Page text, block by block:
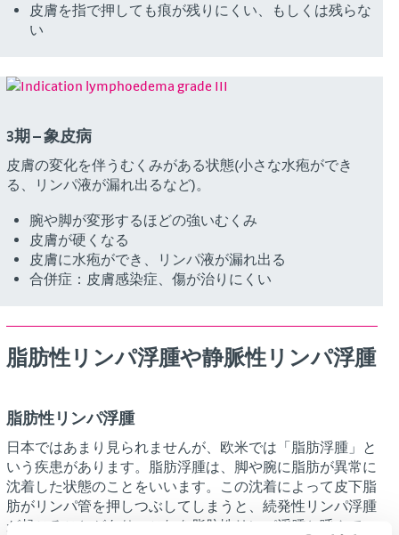
皮膚を指で押しても痕が残りにくい、もしくは残らな
い
3期 – 象皮病
皮膚の変化を伴うむくみがある状態(小さな水疱ができ
る、リンパ液が漏れ出るなど)。
腕や脚が変形するほどの強いむくみ
皮膚が硬くなる
皮膚に水疱ができ、リンパ液が漏れ出る
合併症：皮膚感染症、傷が治りにくい
脂肪性リンパ浮腫や静脈性リンパ浮腫
脂肪性リンパ浮腫
日本ではあまり見られませんが、欧米では「脂肪浮腫」と
いう疾患があります。脂肪浮腫は、脚や腕に脂肪が異常に
沈着した状態のことをいいます。この沈着によって皮下脂
肪がリンパ管を押しつぶしてしまうと、続発性リンパ浮腫
が起こることがあり、これを脂肪性リンパ浮腫と呼んでい